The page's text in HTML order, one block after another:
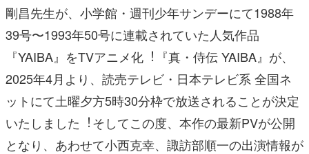
剛昌先⽣が、⼩学館・週刊少年サンデーにて1988年
39号〜1993年50号に連載されていた⼈気作品
『YAIBA』をTVアニメ化︕『真・侍伝 YAIBA』が、
2025年4⽉より、読売テレビ・⽇本テレビ系 全国ネ
ットにて⼟曜⼣⽅5時30分枠で放送されることが決定
いたしました︕そしてこの度、本作の最新PVが公開
となり、あわせて⼩⻄克幸、諏訪部順⼀の出演情報が